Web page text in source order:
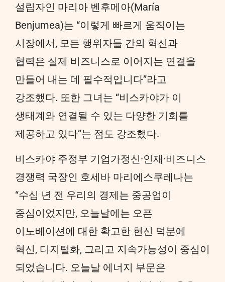
설립자인 마리아 벤후메아(María
Benjumea)는 “이렇게 빠르게 움직이는
시장에서, 모든 행위자들 간의 혁신과
협력은 실제 비즈니스로 이어지는 연결을
만들어 내는 데 필수적입니다”라고
강조했다. 또한 그녀는 “비스카야가 이
생태계와 연결될 수 있는 다양한 기회를
제공하고 있다”는 점도 강조했다.
비스카야 주정부 기업가정신·인재·비즈니스
경쟁력 국장인 호세바 마리에스쿠레나는
“수십 년 전 우리의 경제는 중공업이
중심이었지만, 오늘날에는 오픈
이노베이션에 대한 확고한 헌신 덕분에
혁신, 디지털화, 그리고 지속가능성이 중심이
되었습니다. 오늘날 에너지 부문은